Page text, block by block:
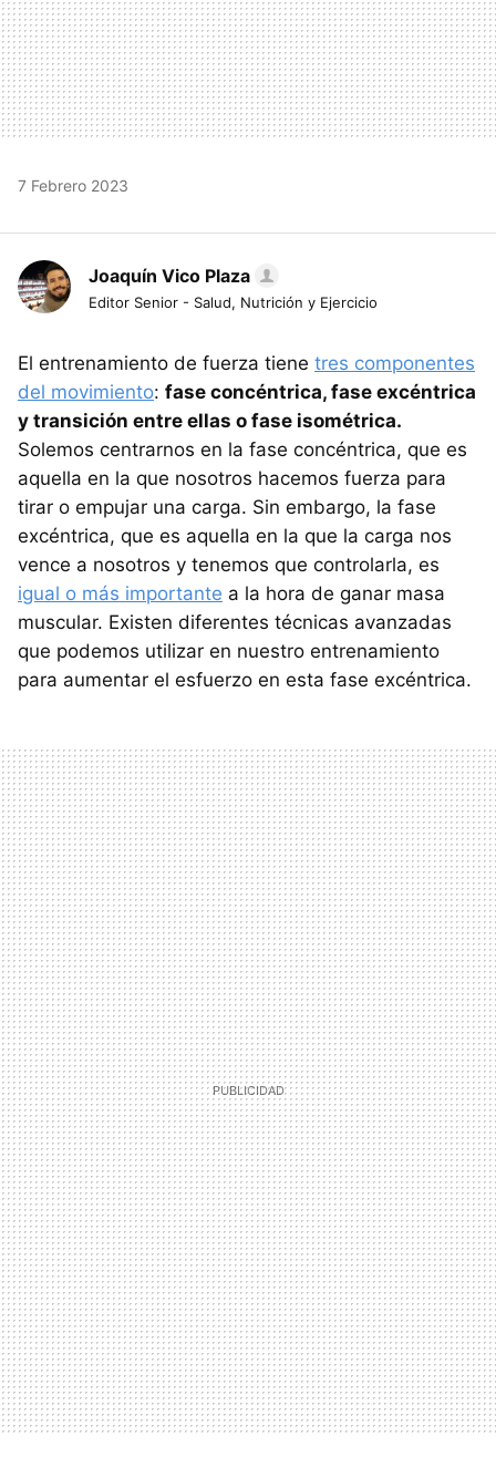
7 Febrero 2023
Joaquín Vico Plaza
Editor Senior - Salud, Nutrición y Ejercicio
El entrenamiento de fuerza tiene tres componentes
del movimiento: fase concéntrica, fase excéntrica
y transición entre ellas o fase isométrica.
Solemos centrarnos en la fase concéntrica, que es
aquella en la que nosotros hacemos fuerza para
tirar o empujar una carga. Sin embargo, la fase
excéntrica, que es aquella en la que la carga nos
vence a nosotros y tenemos que controlarla, es
igual o más importante a la hora de ganar masa
muscular. Existen diferentes técnicas avanzadas
que podemos utilizar en nuestro entrenamiento
para aumentar el esfuerzo en esta fase excéntrica.